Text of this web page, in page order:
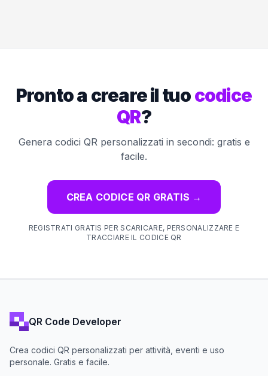
Pronto a creare il tuocodice
QR?
Genera codici QR personalizzati in secondi: gratis e
facile.
CREA CODICE QR GRATIS →
REGISTRATI GRATIS PER SCARICARE, PERSONALIZZARE E
TRACCIARE IL CODICE QR
QR Code Developer
Crea codici QR personalizzati per attività, eventi e uso
personale. Gratis e facile.